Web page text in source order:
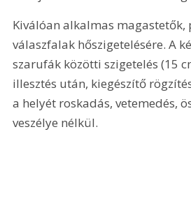
Kiválóan alkalmas magastetők,
válaszfalak hőszigetelésére. A
szarufák közötti szigetelés (15
illesztés után, kiegészítő
a helyét roskadás, vetemedés,
veszélye nélkül.